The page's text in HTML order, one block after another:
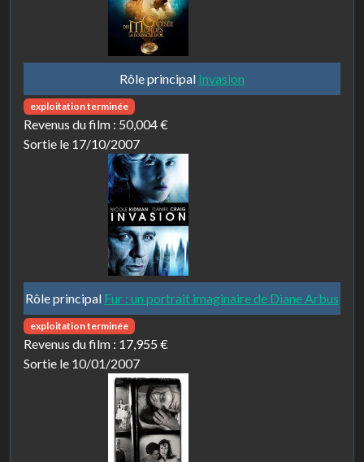
Rôle principal Invasion
exploitation terminée
Revenus du film : 50,004 €
Sortie le 17/10/2007
Rôle principal Fur : un portrait imaginaire de Diane Arbus
exploitation terminée
Revenus du film : 17,955 €
Sortie le 10/01/2007